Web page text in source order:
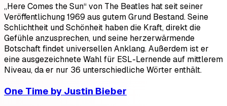
„Here Comes the Sun“ von The Beatles hat seit seiner
Veröffentlichung 1969 aus gutem Grund Bestand. Seine
Schlichtheit und Schönheit haben die Kraft, direkt die
Gefühle anzusprechen, und seine herzerwärmende
Botschaft findet universellen Anklang. Außerdem ist er
eine ausgezeichnete Wahl für ESL-Lernende auf mittlerem
Niveau, da er nur 36 unterschiedliche Wörter enthält.
One Time by Justin Bieber